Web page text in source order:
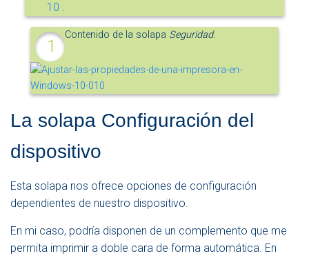
10 .
Contenido de la solapa Seguridad.
La solapa Configuración del
dispositivo
Esta solapa nos ofrece opciones de configuración
dependientes de nuestro dispositivo.
En mi caso, podría disponen de un complemento que me
permita imprimir a doble cara de forma automática. En